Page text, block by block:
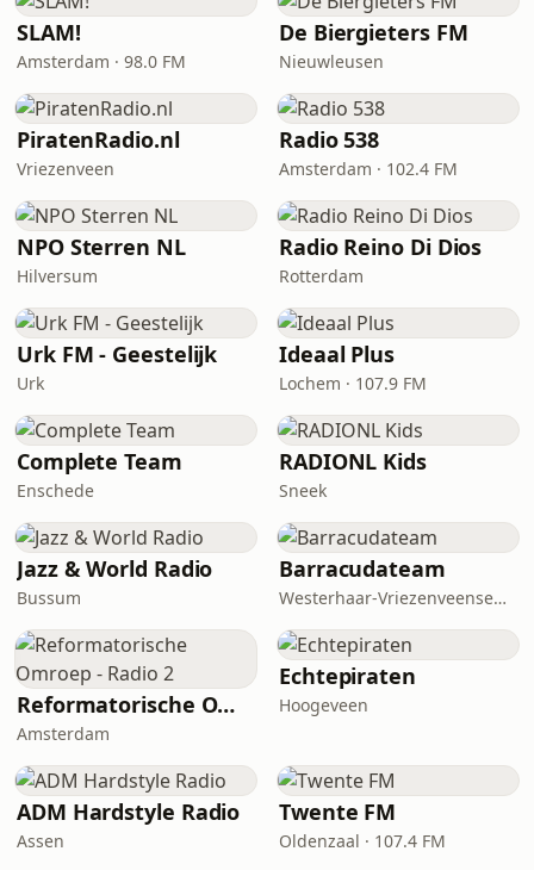
SLAM!
Amsterdam · 98.0 FM
De Biergieters FM
Nieuwleusen
PiratenRadio.nl
Vriezenveen
Radio 538
Amsterdam · 102.4 FM
NPO Sterren NL
Hilversum
Radio Reino Di Dios
Rotterdam
Urk FM - Geestelijk
Urk
Ideaal Plus
Lochem · 107.9 FM
Complete Team
Enschede
RADIONL Kids
Sneek
Jazz & World Radio
Bussum
Barracudateam
Westerhaar-Vriezenveensewijk
Reformatorische Omroep - Radio 2
Amsterdam
Echtepiraten
Hoogeveen
ADM Hardstyle Radio
Assen
Twente FM
Oldenzaal · 107.4 FM